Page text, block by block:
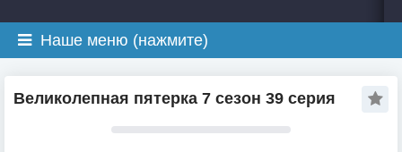
Наше меню (нажмите)
Великолепная пятерка 7 сезон 39 серия